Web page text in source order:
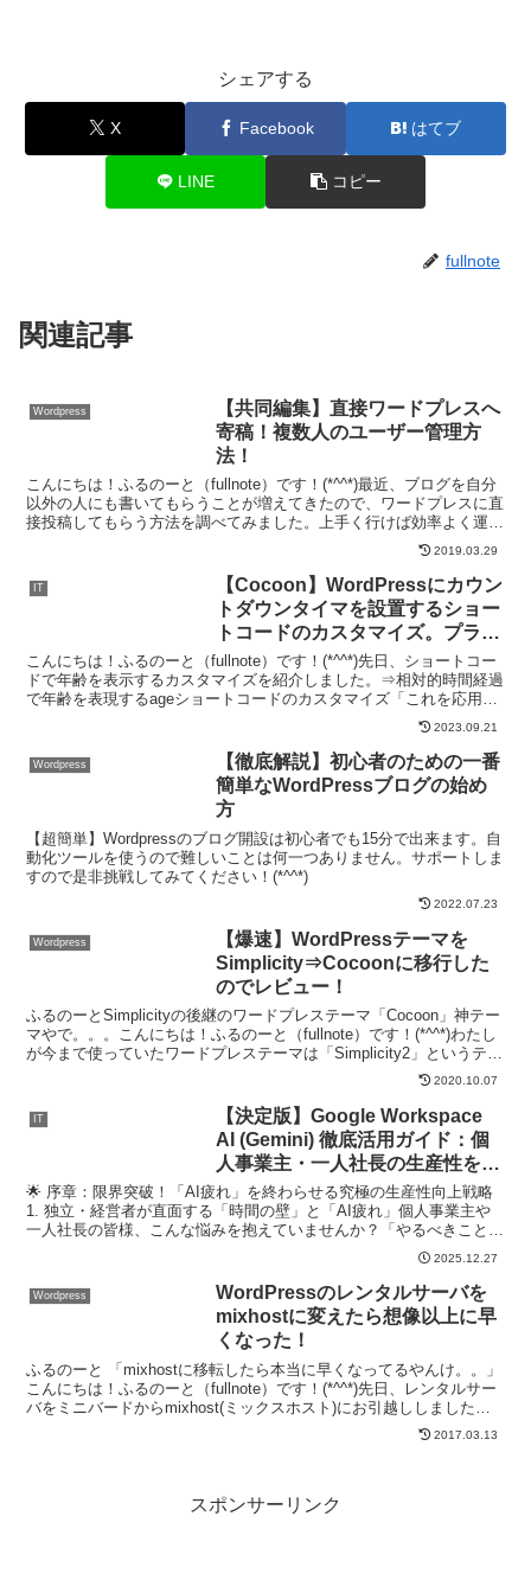
シェアする
X Facebook はてブ
LINE コピー
fullnote
関連記事
Wordpress
【共同編集】直接ワードプレスへ
寄稿！複数人のユーザー管理方
法！
こんにちは！ふるのーと（fullnote）です！(*^^*)最近、ブログを自分
以外の人にも書いてもらうことが増えてきたので、ワードプレスに直
接投稿してもらう方法を調べてみました。上手く行けば効率よく運営
2019.03.29
IT
【Cocoon】WordPressにカウン
トダウンタイマを設置するショー
トコードのカスタマイズ。プラグ
イン不要
こんにちは！ふるのーと（fullnote）です！(*^^*)先日、ショートコー
ドで年齢を表示するカスタマイズを紹介しました。⇒相対的時間経過
で年齢を表現するageショートコードのカスタマイズ「これを応用し
2023.09.21
Wordpress
【徹底解説】初心者のための一番
簡単なWordPressブログの始め
方
【超簡単】Wordpressのブログ開設は初心者でも15分で出来ます。自
動化ツールを使うので難しいことは何一つありません。サポートしま
すので是非挑戦してみてください！(*^^*)
2022.07.23
Wordpress
【爆速】WordPressテーマを
Simplicity⇒Cocoonに移行した
のでレビュー！
ふるのーとSimplicityの後継のワードプレステーマ「Cocoon」神テー
マやで。。。こんにちは！ふるのーと（fullnote）です！(*^^*)わたし
が今まで使っていたワードプレステーマは「Simplicity2」というテー
2020.10.07
IT
【決定版】Google Workspace
AI (Gemini) 徹底活用ガイド：個
人事業主・一人社長の生産性を爆
上げし、月100時間以上を稼ぎ出
す「最強のAI秘書」導入術
🌟 序章：限界突破！「AI疲れ」を終わらせる究極の生産性向上戦略
1. 独立・経営者が直面する「時間の壁」と「AI疲れ」個人事業主や
一人社長の皆様、こんな悩みを抱えていませんか？「やるべきこと」
2025.12.27
Wordpress
WordPressのレンタルサーバを
mixhostに変えたら想像以上に早
くなった！
ふるのーと 「mixhostに移転したら本当に早くなってるやんけ。。」
こんにちは！ふるのーと（fullnote）です！(*^^*)先日、レンタルサー
バをミニバードからmixhost(ミックスホスト)にお引越ししました。
2017.03.13
スポンサーリンク